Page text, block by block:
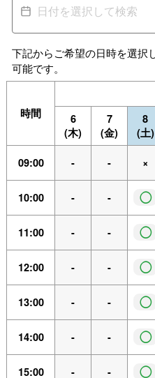
下記からご希望の日時を選択
可能です。
時間
6
(木)
7
(金)
8
(土)
09:00 - - ×
10:00 - - ◯
11:00 - - ◯
12:00 - - ◯
13:00 - - ◯
14:00 - - ◯
15:00 - - ◯